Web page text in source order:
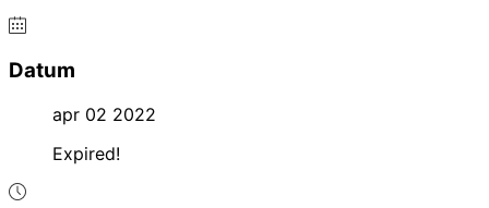
Datum
apr 02 2022
Expired!